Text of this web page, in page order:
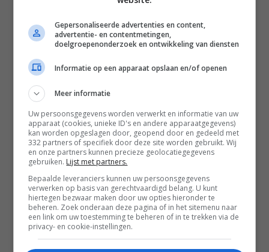
Disclaimer
Privacy voorwaarden
Contact
Instagram
Facebook
Pinterest
Home
Word gratis lid
Gepersonaliseerde advertenties en content,
advertentie- en contentmetingen,
doelgroepenonderzoek en ontwikkeling van diensten
Informatie op een apparaat opslaan en/of openen
Meer informatie
Uw persoonsgegevens worden verwerkt en informatie van uw
apparaat (cookies, unieke ID's en andere apparaatgegevens)
kan worden opgeslagen door, geopend door en gedeeld met
332 partners of specifiek door deze site worden gebruikt. Wij
en onze partners kunnen precieze geolocatiegegevens
gebruiken. Lijst met partners.
Bepaalde leveranciers kunnen uw persoonsgegevens
verwerken op basis van gerechtvaardigd belang. U kunt
hiertegen bezwaar maken door uw opties hieronder te
beheren. Zoek onderaan deze pagina of in het sitemenu naar
een link om uw toestemming te beheren of in te trekken via de
privacy- en cookie-instellingen.